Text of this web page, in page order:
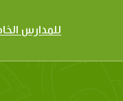
للمدارس